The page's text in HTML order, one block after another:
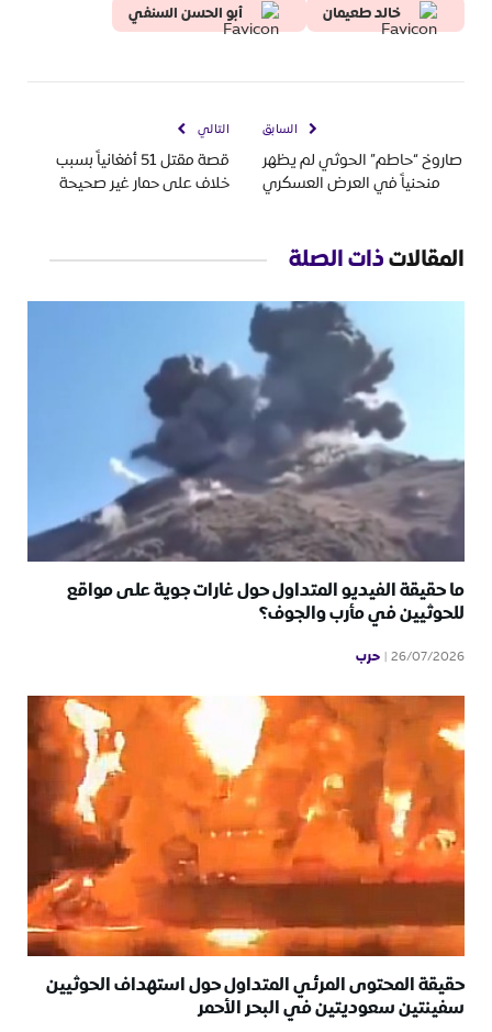
خالد طعيمان
أبو الحسن السنفي
السابق
صاروخ “حاطم” الحوثي لم يظهر
منحنياً في العرض العسكري
التالي
قصة مقتل 51 أفغانياً بسبب
خلاف على حمار غير صحيحة
المقالاتذات الصلة
ما حقيقة الفيديو المتداول حول غارات جوية على مواقع
للحوثيين في مأرب والجوف؟
26/07/2026 حرب
حقيقة المحتوى المرئي المتداول حول استهداف الحوثيين
سفينتين سعوديتين في البحر الأحمر